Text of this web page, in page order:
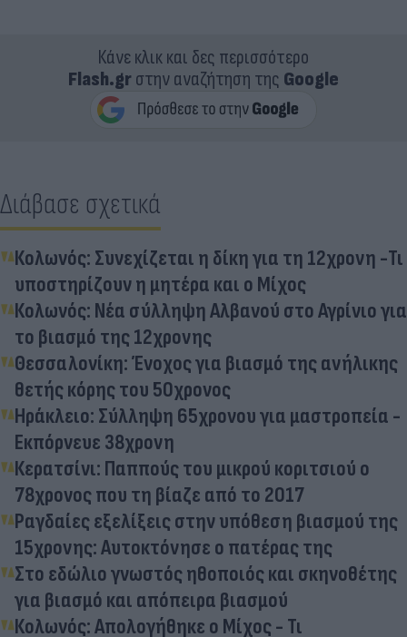
Κάνε κλικ και δες περισσότερο
Flash.grστην αναζήτηση της Google
Διάβασε σχετικά
Κολωνός: Συνεχίζεται η δίκη για τη 12χρονη -Τι
υποστηρίζουν η μητέρα και ο Μίχος
Κολωνός: Νέα σύλληψη Αλβανού στο Αγρίνιο για
το βιασμό της 12χρονης
Θεσσαλονίκη: Ένοχος για βιασμό της ανήλικης
θετής κόρης του 50χρονος
Ηράκλειο: Σύλληψη 65χρονου για μαστροπεία -
Εκπόρνευε 38χρονη
Κερατσίνι: Παππούς του μικρού κοριτσιού ο
78χρονος που τη βίαζε από το 2017
Ραγδαίες εξελίξεις στην υπόθεση βιασμού της
15χρονης: Αυτοκτόνησε ο πατέρας της
Στο εδώλιο γνωστός ηθοποιός και σκηνοθέτης
για βιασμό και απόπειρα βιασμού
Κολωνός: Απολογήθηκε ο Μίχος - Τι